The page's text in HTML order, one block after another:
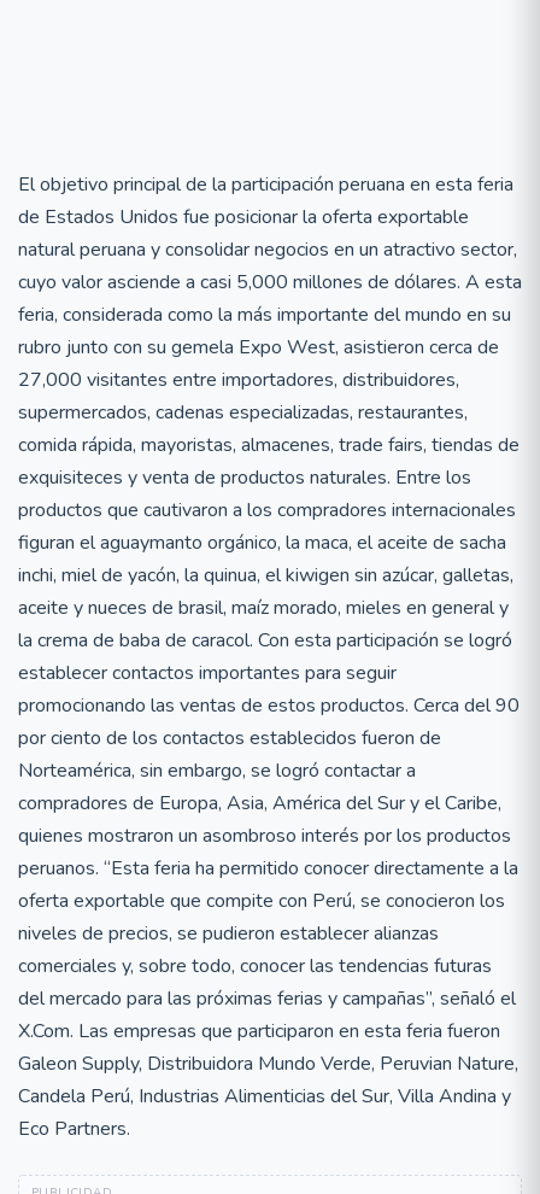
El objetivo principal de la participación peruana en esta feria
de Estados Unidos fue posicionar la oferta exportable
natural peruana y consolidar negocios en un atractivo sector,
cuyo valor asciende a casi 5,000 millones de dólares. A esta
feria, considerada como la más importante del mundo en su
rubro junto con su gemela Expo West, asistieron cerca de
27,000 visitantes entre importadores, distribuidores,
supermercados, cadenas especializadas, restaurantes,
comida rápida, mayoristas, almacenes, trade fairs, tiendas de
exquisiteces y venta de productos naturales. Entre los
productos que cautivaron a los compradores internacionales
figuran el aguaymanto orgánico, la maca, el aceite de sacha
inchi, miel de yacón, la quinua, el kiwigen sin azúcar, galletas,
aceite y nueces de brasil, maíz morado, mieles en general y
la crema de baba de caracol. Con esta participación se logró
establecer contactos importantes para seguir
promocionando las ventas de estos productos. Cerca del 90
por ciento de los contactos establecidos fueron de
Norteamérica, sin embargo, se logró contactar a
compradores de Europa, Asia, América del Sur y el Caribe,
quienes mostraron un asombroso interés por los productos
peruanos. “Esta feria ha permitido conocer directamente a la
oferta exportable que compite con Perú, se conocieron los
niveles de precios, se pudieron establecer alianzas
comerciales y, sobre todo, conocer las tendencias futuras
del mercado para las próximas ferias y campañas”, señaló el
X.Com. Las empresas que participaron en esta feria fueron
Galeon Supply, Distribuidora Mundo Verde, Peruvian Nature,
Candela Perú, Industrias Alimenticias del Sur, Villa Andina y
Eco Partners.